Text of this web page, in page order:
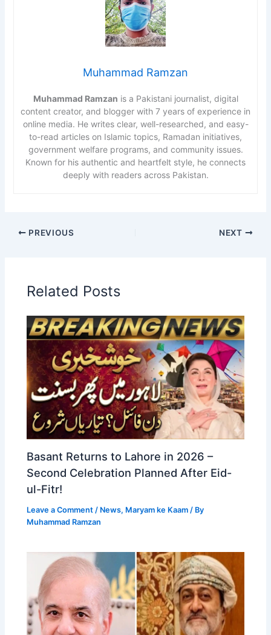
Muhammad Ramzan
Muhammad Ramzan is a Pakistani journalist, digital
content creator, and blogger with 7 years of experience in
online media. He writes clear, well-researched, and easy-
to-read articles on Islamic topics, Ramadan initiatives,
government welfare programs, and community issues.
Known for his authentic and heartfelt style, he connects
deeply with readers across Pakistan.
PREVIOUS NEXT
Related Posts
Basant Returns to Lahore in 2026 –
Second Celebration Planned After Eid-
ul-Fitr!
Leave a Comment / News, Maryam ke Kaam / By
Muhammad Ramzan